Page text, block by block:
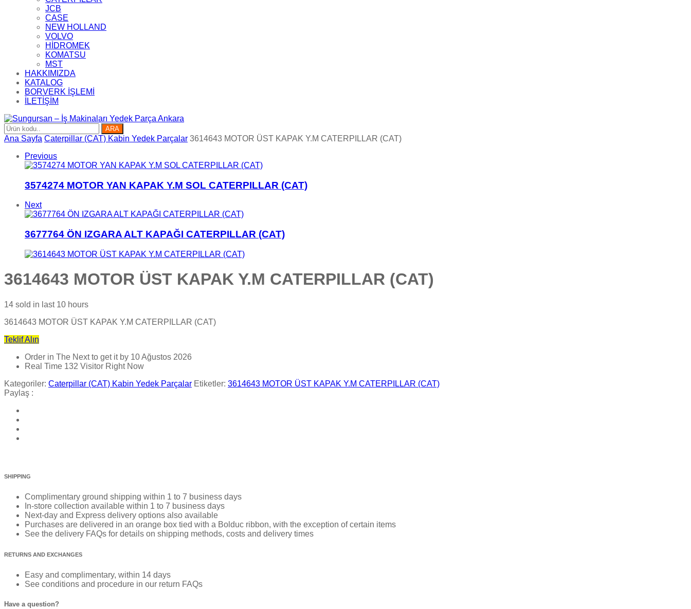
JCB
CASE
NEW HOLLAND
VOLVO
HİDROMEK
KOMATSU
MST
HAKKIMIZDA
KATALOG
BORVERK İŞLEMİ
İLETİŞİM
ARA
Ana Sayfa Caterpillar (CAT) Kabin Yedek Parçalar 3614643 MOTOR ÜST KAPAK Y.M CATERPILLAR (CAT)
Previous
3574274 MOTOR YAN KAPAK Y.M SOL CATERPILLAR (CAT)
Next
3677764 ÖN IZGARA ALT KAPAĞI CATERPILLAR (CAT)
3614643 MOTOR ÜST KAPAK Y.M CATERPILLAR (CAT)
14 sold in last 10 hours
3614643 MOTOR ÜST KAPAK Y.M CATERPILLAR (CAT)
Teklif Alın
Order in The Nextto get it by 10 Ağustos 2026
Real Time 132 Visitor Right Now
Kategoriler: Caterpillar (CAT) Kabin Yedek Parçalar Etiketler: 3614643 MOTOR ÜST KAPAK Y.M CATERPILLAR (CAT)
Paylaş :
SHIPPING
Complimentary ground shipping within 1 to 7 business days
In-store collection available within 1 to 7 business days
Next-day and Express delivery options also available
Purchases are delivered in an orange box tied with a Bolduc ribbon, with the exception of certain items
See the delivery FAQs for details on shipping methods, costs and delivery times
RETURNS AND EXCHANGES
Easy and complimentary, within 14 days
See conditions and procedure in our return FAQs
Have a question?